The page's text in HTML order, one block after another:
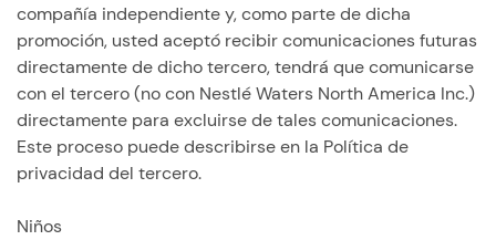
compañía independiente y, como parte de dicha
promoción, usted aceptó recibir comunicaciones futuras
directamente de dicho tercero, tendrá que comunicarse
con el tercero (no con Nestlé Waters North America Inc.)
directamente para excluirse de tales comunicaciones.
Este proceso puede describirse en la Política de
privacidad del tercero.
Niños